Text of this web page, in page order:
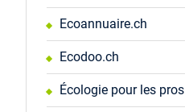
Ecoannuaire.ch
Ecodoo.ch
Écologie pour les pros